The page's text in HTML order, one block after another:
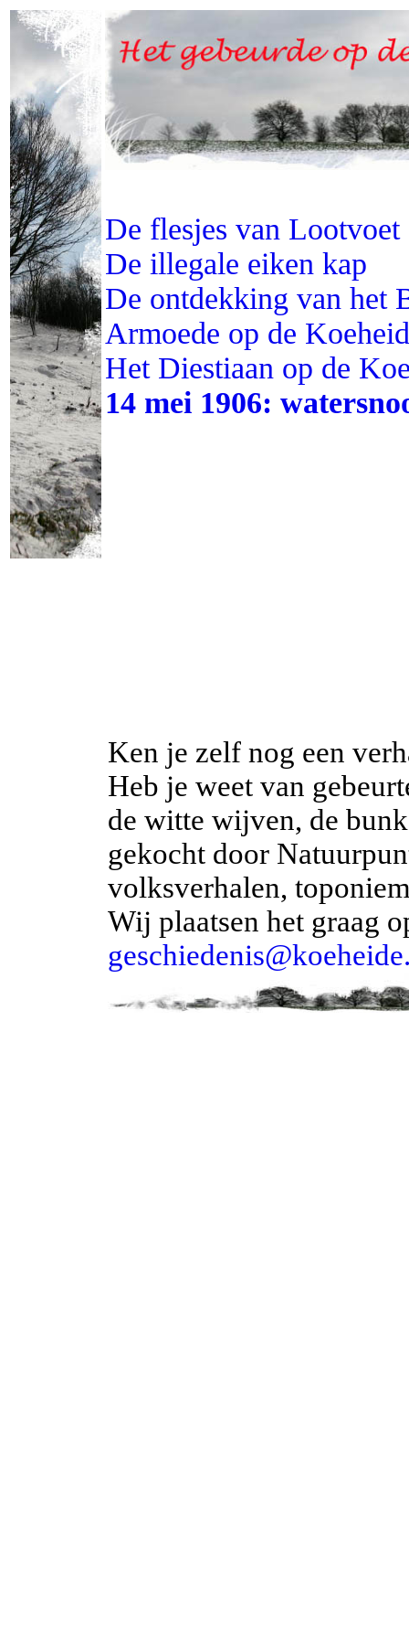
De flesjes van Lootvoet
De illegale eiken kap
De ontdekking van het
Armoede op de
Het Diestiaan op de
14 mei 1906:
Ken je zelf nog een
Heb je weet van
de witte wijven, de
gekocht door
volksverhalen,
Wij plaatsen het graag